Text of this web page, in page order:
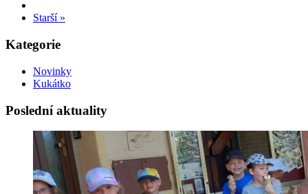
Starší »
Kategorie
Novinky
Kukátko
Poslední aktuality